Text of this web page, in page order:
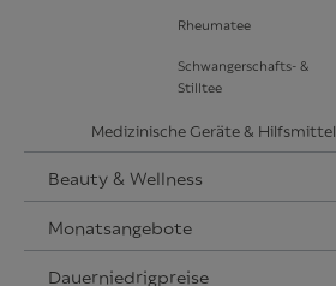
Rheumatee
Schwangerschafts- &
Stilltee
Medizinische Geräte & Hilfsmittel
Beauty & Wellness
Monatsangebote
Dauerniedrigpreise